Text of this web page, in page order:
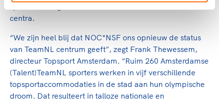
centra.
“We zijn heel blij dat NOC*NSF ons opnieuw de status
van TeamNL centrum geeft”, zegt Frank Thewessem,
directeur Topsport Amsterdam. “Ruim 260 Amsterdamse
(Talent)TeamNL sporters werken in vijf verschillende
topsportaccommodaties in de stad aan hun olympische
droom. Dat resulteert in talloze nationale en